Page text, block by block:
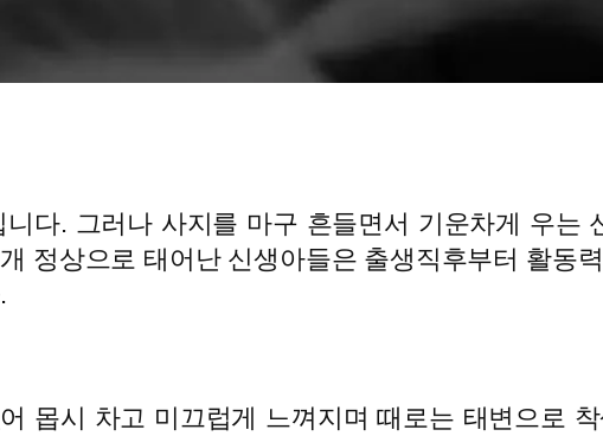
다. 그러나 사지를 마구 흔들면서 기운차게 우는
정상으로 태어난 신생아들은 출생직후부터 활동
몹시 차고 미끄럽게 느껴지며 때로는 태변으로